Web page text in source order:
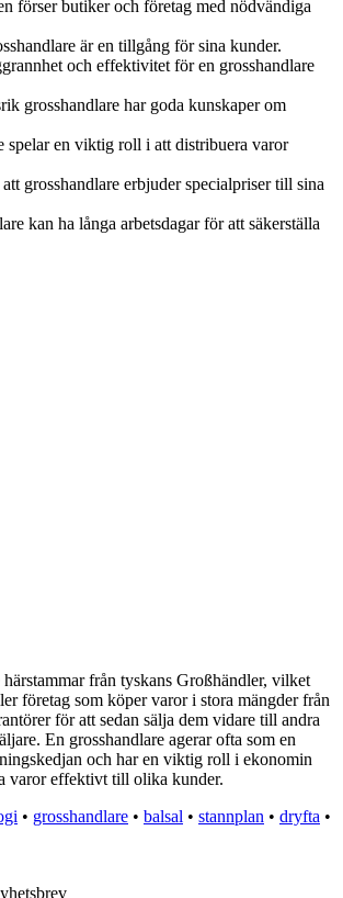
förser butiker och företag med nödvändiga
är en tillgång för sina kunder.
och effektivitet för en grosshandlare
grosshandlare har goda kunskaper om
spelar en viktig roll i att distribuera varor
grosshandlare erbjuder specialpriser till sina
kan ha långa arbetsdagar för att säkerställa
från tyskans Großhändler, vilket
företag som köper varor i stora mängder från
för att sedan sälja dem vidare till andra
En grosshandlare agerar ofta som en
och har en viktig roll i ekonomin
varor effektivt till olika kunder.
• grosshandlare • balsal • stannplan • dryfta •